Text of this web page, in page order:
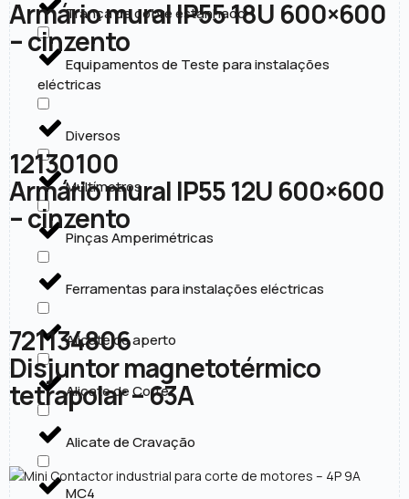
Trança de cobre estanhado
Equipamentos de Teste para instalações
eléctricas
Diversos
Multímetros
Pinças Amperimétricas
Ferramentas para instalações eléctricas
Alicate de aperto
Alicate de Corte
Alicate de Cravação
MC4
Armário mural IP55 18U 600×600
– cinzento
12130100
Armário mural IP55 12U 600×600
– cinzento
721134806
Disjuntor magnetotérmico
tetrapolar – 63A